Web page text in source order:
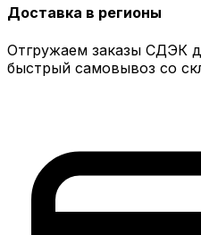
Доставка в регионы
Отгружаем заказы СДЭК
быстрый самовывоз со